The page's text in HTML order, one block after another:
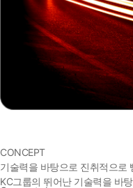
CONCEPT
기술력을 바탕으로 진취적으로
KC그룹의 뛰어난 기술력을 바